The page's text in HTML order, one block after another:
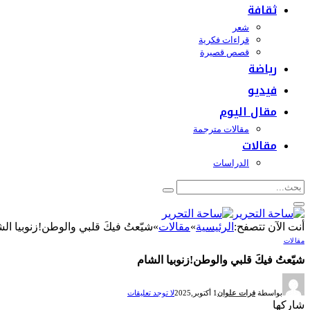
ثقافة
شعر
قراءات فكرية
قصص قصيرة
رياضة
فيديو
مقال اليوم
مقالات مترجمة
مقالات
الدراسات
أنت الآن تتصفح: الرئيسية»مقالات»شيّعتُ فيكَ قلبي والوطن!زنوبيا
مقالات
شيّعتُ فيكَ قلبي والوطن!زنوبيا الشام
بواسطة فرات علوان1 أكتوبر,2025 لا توجد تعليقات
شاركها